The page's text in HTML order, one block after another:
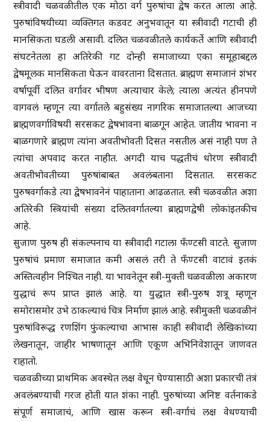
स्त्रीवादी चळवळीतील एक मोठा वर्ग पुरुषांचा द्वेष करत आला आहे.
पुरुषांविषयीच्या व्यक्तिगत कडवट अनुभवातून या स्त्रीवादी गटाची ही
मानसिकता घडली असावी. दलित चळवळीतले कार्यकर्ते आणि स्त्रीवादी
संघटनेतला हा अतिरेकी गट दोन्ही समाजाच्या एका समूहाबद्दल
द्वेषमूलक मानसिकता घेऊन वावरताना दिसतात. ब्राह्मण समाजानं शंभर
वर्षापूर्वी दलित वर्गावर भीषण अत्याचार केले; त्याला अत्यंत हीनपणे
वागवलं म्हणून त्या वर्गातले बहुसंख्य नागरिक समाजातल्या आजच्या
ब्राह्मणवर्गाविषयी सरसकट द्वेषभावना बाळगून आहेत. जातीय भावना न
बाळगणारे ब्राह्मण त्यांना अवतीभोवती दिसत नसतील असं नाही पण ते
त्यांचा अपवाद करत नाहीत. अगदी याच पद्धतीचं धोरण स्त्रीवादी
अवतीभोवतीच्या पुरुषांबाबत अवलंबताना दिसतात. सरसकट
पुरुषवर्गाकडे त्या द्वेषभावनेनं पाहाताना आढळतात. स्त्री चळवळीत अशा
अतिरेकी स्त्रियांची संख्या दलितवर्गातल्या ब्राह्मणद्वेषी लोकांइतकीच
आहे.
सुजाण पुरुष ही संकल्पनाच या स्त्रीवादी गटाला फँण्टसी वाटते. सुजाण
पुरुषांचं प्रमाण समाजात कमी असलं तरी ते फँण्टसी वाटावं इतकं
अस्तित्वहीन निश्चित नाही. या भावनेतून स्त्री-मुक्ती चळवळीला अकारण
युद्धाचं रूप प्राप्त झालं आहे. या युद्धात स्त्री-पुरुष शत्रू म्हणून
समोरासमोर उभे ठाकल्याचं चित्र निर्माण झालं आहे. स्त्रीमुक्ती चळवळीनं
पुरुषांविरूद्ध रणशिंग फुंकल्याचा आभास काही स्त्रीवादी लेखिकांच्या
लेखनातून, जाहीर भाषणातून आणि एकूण अभिनिवेशातून जाणवत
राहातो.
चळवळीच्या प्राथमिक अवस्थेत लक्ष वेधून घेण्यासाठी अशा प्रकारची तंत्रं
अवलंबण्याची गरज होती यात शंका नाही. पुरुषांच्या अनिष्ट वर्तनाकडे
संपूर्ण समाजाचं, आणि खास करून स्त्री-वर्गाचं लक्ष वेधण्याची